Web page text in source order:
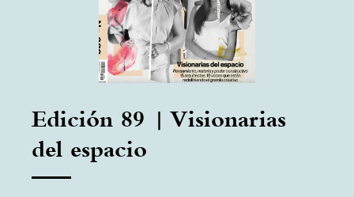
Edición 89 | Visionarias
del espacio